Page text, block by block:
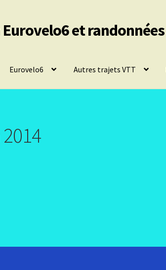
Eurovelo6 et randonnées
Eurovelo6 Autres trajets VTT